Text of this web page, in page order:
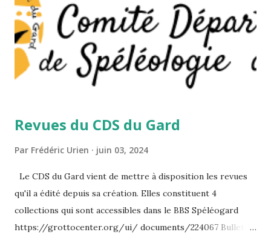
Revues du CDS du Gard
Par Frédéric Urien juin 03, 2024
Le CDS du Gard vient de mettre à disposition les revues
qu'il a édité depuis sa création. Elles constituent 4
collections qui sont accessibles dans le BBS Spéléogard
https://grottocenter.org/ui/ documents/224067 Bulletin